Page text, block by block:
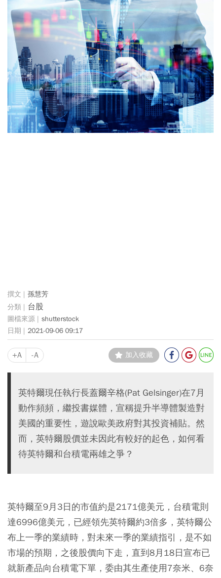
孫慧芳
台股
shutterstock
2021-09-06 09:17
+A -A 加入收藏
英特爾現任執行長蓋爾辛格(Pat Gelsinger)在7月
動作頻頻，繼投書媒體，宣稱提升半導體製造對
美國的重要性，遊說歐美政府對其投資補貼。然
而，英特爾股價並未因此有較好的起色，如何看
待英特爾和台積電兩雄之爭？
英特爾至9月3日的市值約是2171億美元，台積電則
達6996億美元，已經領先英特爾約3倍多，英特爾公
布上一季的業績時，對未來一季的業績指引，是不如
市場的預期，之後股價向下走，直到8月18日宣布已
就新產品向台積電下單，委由其生產使用7奈米、6奈